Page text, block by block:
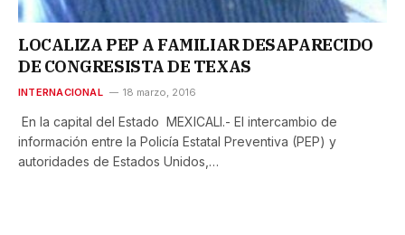
LOCALIZA PEP A FAMILIAR DESAPARECIDO
DE CONGRESISTA DE TEXAS
INTERNACIONAL 18 marzo, 2016
En la capital del Estado MEXICALI.- El intercambio de
información entre la Policía Estatal Preventiva (PEP) y
autoridades de Estados Unidos,…